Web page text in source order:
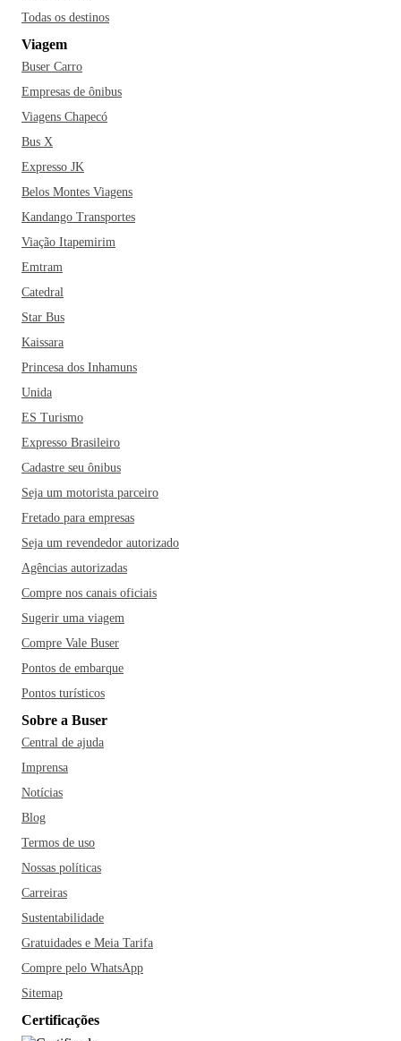
Todas os destinos
Viagem
Buser Carro
Empresas de ônibus
Viagens Chapecó
Bus X
Expresso JK
Belos Montes Viagens
Kandango Transportes
Viação Itapemirim
Emtram
Catedral
Star Bus
Kaissara
Princesa dos Inhamuns
Unida
ES Turismo
Expresso Brasileiro
Cadastre seu ônibus
Seja um motorista parceiro
Fretado para empresas
Seja um revendedor autorizado
Agências autorizadas
Compre nos canais oficiais
Sugerir uma viagem
Compre Vale Buser
Pontos de embarque
Pontos turísticos
Sobre a Buser
Central de ajuda
Imprensa
Notícias
Blog
Termos de uso
Nossas políticas
Carreiras
Sustentabilidade
Gratuidades e Meia Tarifa
Compre pelo WhatsApp
Sitemap
Certificações